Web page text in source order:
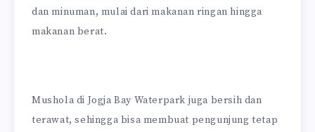
dan minuman, mulai dari makanan ringan hingga
makanan berat.
Mushola di Jogja Bay Waterpark juga bersih dan
terawat, sehingga bisa membuat pengunjung tetap